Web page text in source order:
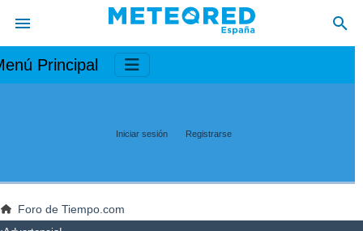
Principal
Iniciar sesión Registrarse
Foro de Tiempo.com